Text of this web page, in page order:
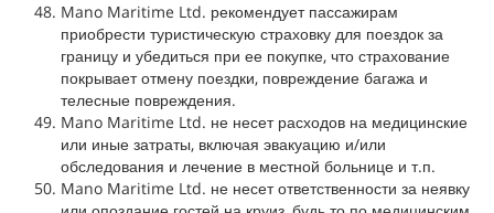
Mano Maritime Ltd. рекомендует пассажирам
приобрести туристическую страховку для поездок за
границу и убедиться при ее покупке, что страхование
покрывает отмену поездки, повреждение багажа и
телесные повреждения.
Mano Maritime Ltd. не несет расходов на медицинские
или иные затраты, включая эвакуацию и/или
обследования и лечение в местной больнице и т.п.
Mano Maritime Ltd. не несет ответственности за неявку